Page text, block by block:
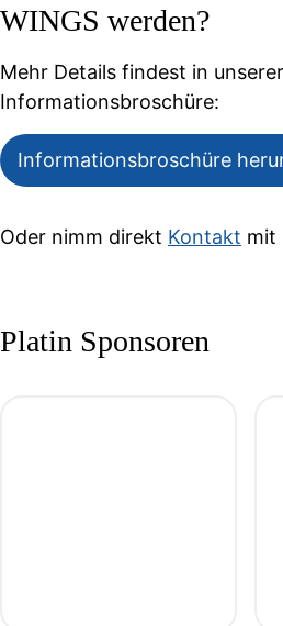
WINGS werden?
Mehr Details findest in unserer
Informationsbroschüre:
Informationsbroschüre
Oder nimm direkt Kontakt mit
Platin Sponsoren